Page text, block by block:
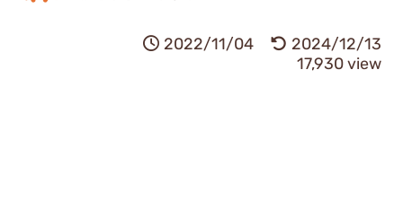
2022/11/04
2024/12/13
17,930 view